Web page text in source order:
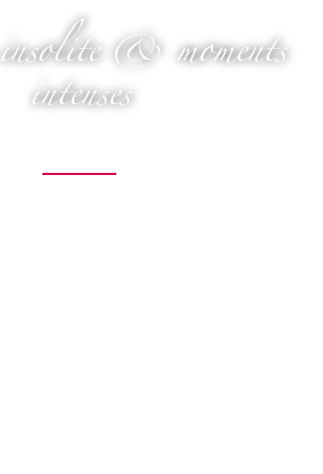
insolite & moments
intenses